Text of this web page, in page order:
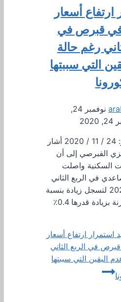
ارتفاع أسعار
في قبرص في
رغم حالة
التي سببتها
نوفمبر 24,
تاريخ النشر: 24 / 11 / 2020 أشار
القبرصي إلى أن
السكنية واصلت
في الربع الثاني
من عام 2020 لتسجل زيادة بنسبة
0.9%، مقارنة بزيادة قدرها 0.4٪
استمرار ارتفاع أسعار
في الربع الثاني
اليقين التي سببتها